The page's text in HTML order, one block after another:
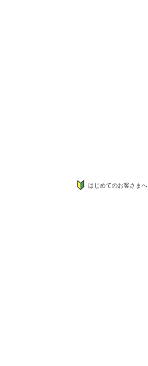
はじめてのお客さまへ